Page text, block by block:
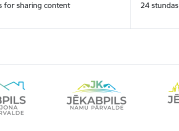
for sharing content 24 stundas